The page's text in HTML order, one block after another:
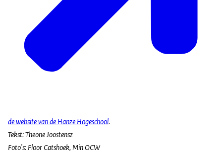
de website van de Hanze Hogeschool.
Tekst: Theone Joostensz
Foto's: Floor Catshoek, Min OCW